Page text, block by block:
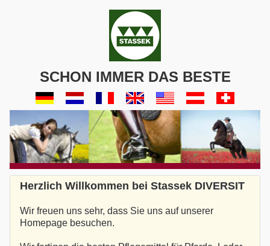
SCHON IMMER DAS BESTE
Herzlich Willkommen bei Stassek DIVERSIT
Wir freuen uns sehr, dass Sie uns auf unserer
Homepage besuchen.